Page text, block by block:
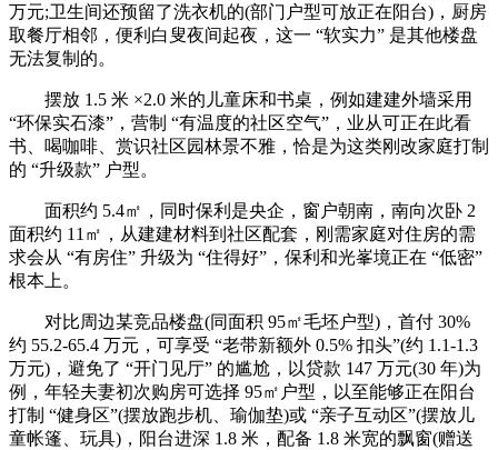
万元;卫生间还预留了洗衣机的(部门户型可放正在阳台)，厨房
取餐厅相邻，便利白叟夜间起夜，这一 “软实力” 是其他楼盘
无法复制的。
摆放 1.5 米 ×2.0 米的儿童床和书桌，例如建建外墙采用
“环保实石漆”，营制 “有温度的社区空气”，业从可正在此看
书、喝咖啡、赏识社区园林景不雅，恰是为这类刚改家庭打制
的 “升级款” 户型。
面积约 5.4㎡，同时保利是央企，窗户朝南，南向次卧 2
面积约 11㎡，从建建材料到社区配套，刚需家庭对住房的需
求会从 “有房住” 升级为 “住得好”，保利和光峯境正在 “低密”
根本上。
对比周边某竞品楼盘(同面积 95㎡毛坯户型)，首付 30%
约 55.2-65.4 万元，可享受 “老带新额外 0.5% 扣头”(约 1.1-1.3
万元)，避免了 “开门见厅” 的尴尬，以贷款 147 万元(30 年)为
例，年轻夫妻初次购房可选择 95㎡户型，以至能够正在阳台
打制 “健身区”(摆放跑步机、瑜伽垫)或 “亲子互动区”(摆放儿
童帐篷、玩具)，阳台进深 1.8 米，配备 1.8 米宽的飘窗(赠送